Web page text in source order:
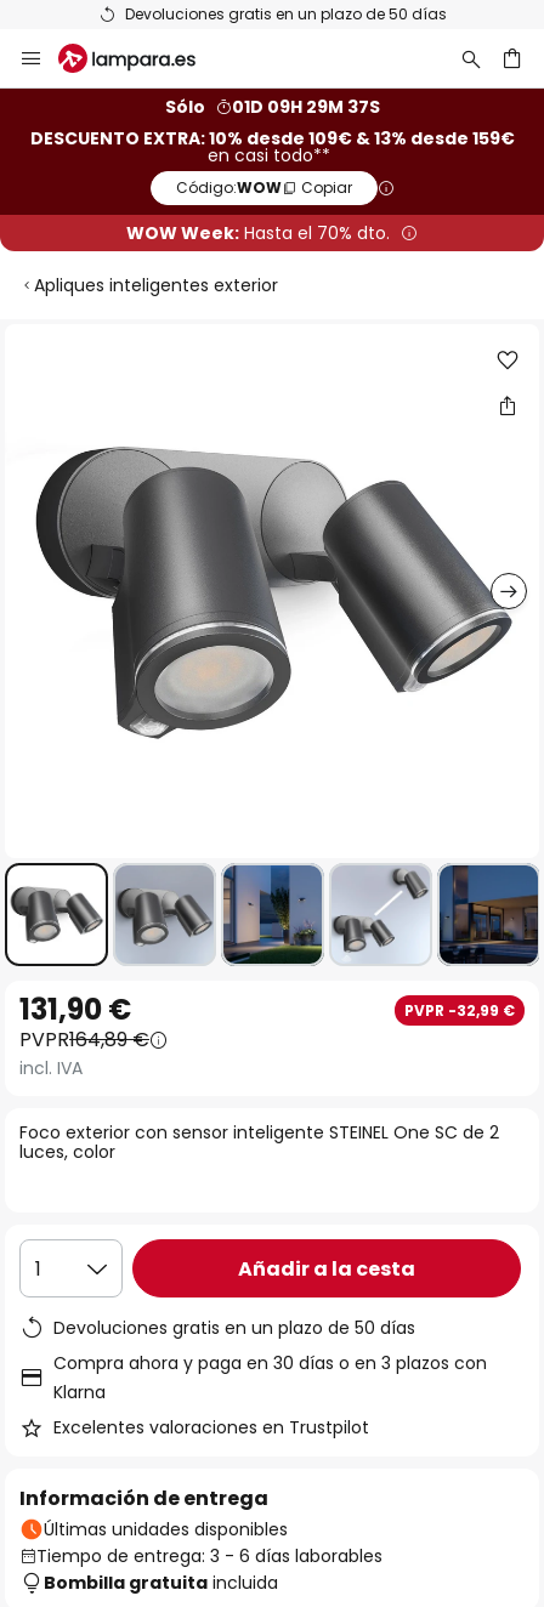
Devoluciones gratis en un plazo de 50 días
al
Sólo
01D 09H 29M 36S
DESCUENTO EXTRA: 10% desde 109€ & 13% desde 159€
en casi todo**
Código:WOW Copiar
WOW Week: Hasta el 70% dto.
Apliques inteligentes exterior
galería
imágenes
comienzo
de
galería
de
Foco exterior con sensor inteligente STEINEL One SC de 2
luces, color
131,90 € PVPR -32,99 €
PVPR164,89 €
incl. IVA
1 Añadir a la cesta
Devoluciones gratis en un plazo de 50 días
Compra ahora y paga en 30 días o en 3 plazos con
Klarna
Excelentes valoraciones en Trustpilot
Información de entrega
Últimas unidades disponibles
Tiempo de entrega: 3 - 6 días laborables
Bombilla gratuita incluida